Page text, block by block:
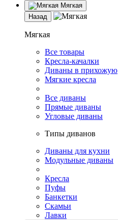
Мягкая
Назад
Мягкая
Все товары
Кресла-качалки
Диваны в прихожую
Мягкие кресла
Все диваны
Прямые диваны
Угловые диваны
Типы диванов
Диваны для кухни
Модульные диваны
Кресла
Пуфы
Банкетки
Скамьи
Лавки